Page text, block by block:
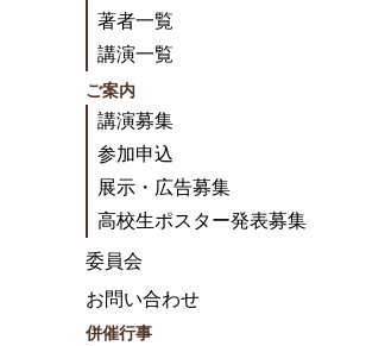
著者一覧
講演一覧
ご案内
講演募集
参加申込
展示・広告募集
高校生ポスター発表募集
委員会
お問い合わせ
併催行事